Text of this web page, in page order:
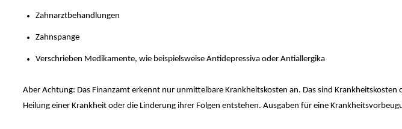
Zahnarztbehandlungen
Zahnspange
Verschrieben Medikamente, wie beispielsweise Antidepressiva oder Antiallergika
Aber Achtung: Das Finanzamt erkennt nur unmittelbare Krankheitskosten an. Das sind
Heilung einer Krankheit oder die Linderung ihrer Folgen entstehen. Ausgaben für eine